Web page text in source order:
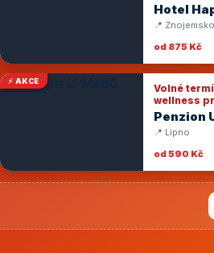
Hotel
📍 Znojemsko
od 875 Kč
⚡ AKCE
Volné
wellness
Penzion
📍 Lipno
od 590 Kč